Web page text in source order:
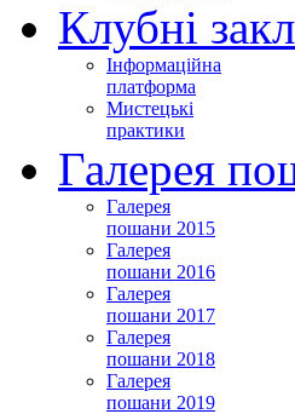
Клубні
Інформаційна
платформа
Мистецькі
практики
Галерея
Галерея
пошани 2015
Галерея
пошани 2016
Галерея
пошани 2017
Галерея
пошани 2018
Галерея
пошани 2019